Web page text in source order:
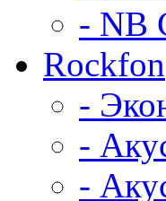
- NB
Rockfon
-
-
-